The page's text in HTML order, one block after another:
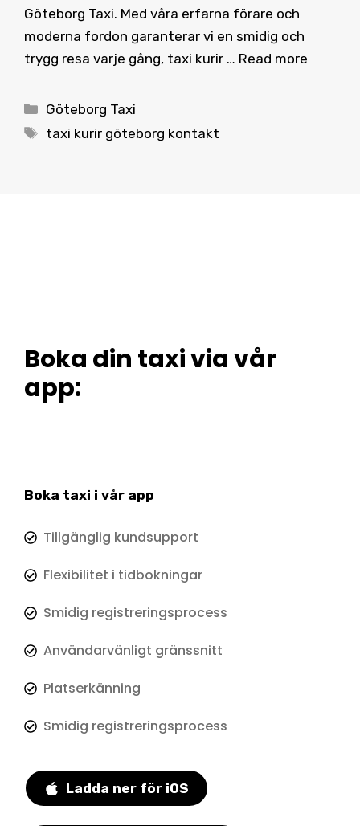
Göteborg Taxi. Med våra erfarna förare och
moderna fordon garanterar vi en smidig och
trygg resa varje gång, taxi kurir … Read more
Categories
Göteborg Taxi
Tags
taxi kurir göteborg kontakt
Boka din taxi via vår
app:
Boka taxi i vår app
Tillgänglig kundsupport
Flexibilitet i tidbokningar
Smidig registreringsprocess
Användarvänligt gränssnitt
Platserkänning
Smidig registreringsprocess
Ladda ner för iOS